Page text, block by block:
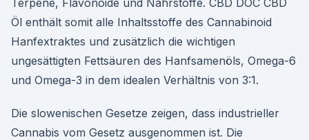
Terpene, Flavonoide und Nährstoffe. CBD DOC CBD
Öl enthält somit alle Inhaltsstoffe des Cannabinoid
Hanfextraktes und zusätzlich die wichtigen
ungesättigten Fettsäuren des Hanfsamenöls, Omega-6
und Omega-3 in dem idealen Verhältnis von 3:1.
Die slowenischen Gesetze zeigen, dass industrieller
Cannabis vom Gesetz ausgenommen ist. Die